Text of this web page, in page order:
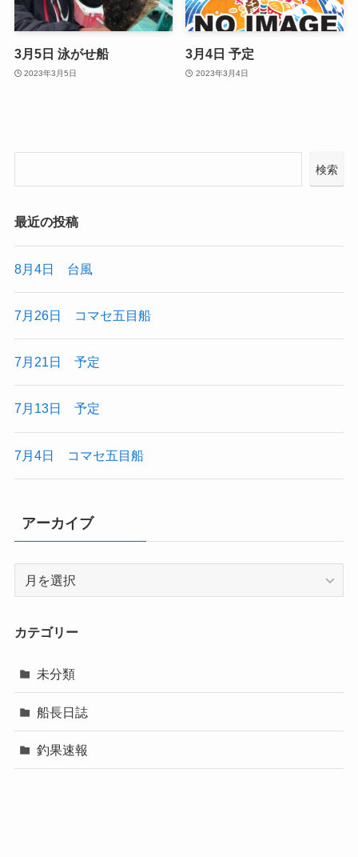
3月5日 泳がせ船
2023年3月5日
3月4日 予定
2023年3月4日
検索
最近の投稿
8月4日 台風
7月26日 コマセ五目船
7月21日 予定
7月13日 予定
7月4日 コマセ五目船
アーカイブ
イ
カテゴリー
未分類
船長日誌
釣果速報